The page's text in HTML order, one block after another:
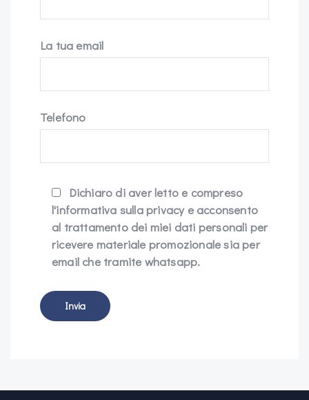
La tua email
Telefono
Dichiaro di aver letto e compreso
l'informativa sulla privacy e acconsento
al trattamento dei miei dati personali per
ricevere materiale promozionale sia per
email che tramite whatsapp.